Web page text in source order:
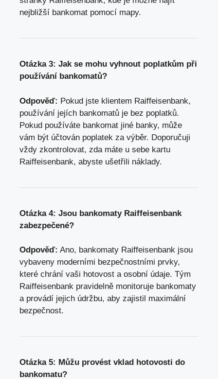
nejbližší bankomat pomocí mapy.
Otázka 3: Jak se mohu vyhnout poplatkům při
používání bankomatů?
Odpověď: Pokud jste klientem Raiffeisenbank,
používání jejích bankomatů je bez poplatků.
Pokud používáte bankomat jiné banky, může
vám být účtován poplatek za výběr. Doporučuji
vždy zkontrolovat, zda máte u sebe kartu
Raiffeisenbank, abyste ušetřili náklady.
Otázka 4: Jsou bankomaty Raiffeisenbank
zabezpečené?
Odpověď: Ano, bankomaty Raiffeisenbank jsou
vybaveny moderními bezpečnostními prvky,
které chrání vaši hotovost a osobní údaje. Tým
Raiffeisenbank pravidelně monitoruje bankomaty
a provádí jejich údržbu, aby zajistil maximální
bezpečnost.
Otázka 5: Můžu provést vklad hotovosti do
bankomatu?